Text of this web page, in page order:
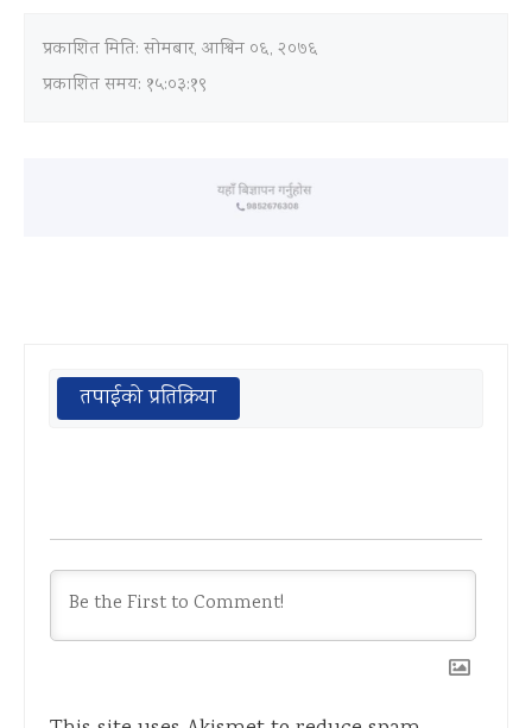
प्रकाशित मिति: सोमबार, आश्विन ०६, २०७६
प्रकाशित समय: १५:०३:१९
तपाईको प्रतिक्रिया